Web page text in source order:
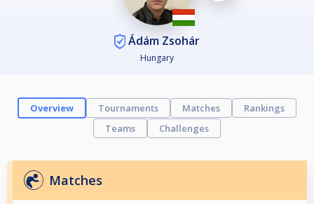
Ádám Zsohár
Hungary
Overview Tournaments Matches
Rankings
Teams
Challenges
Matches